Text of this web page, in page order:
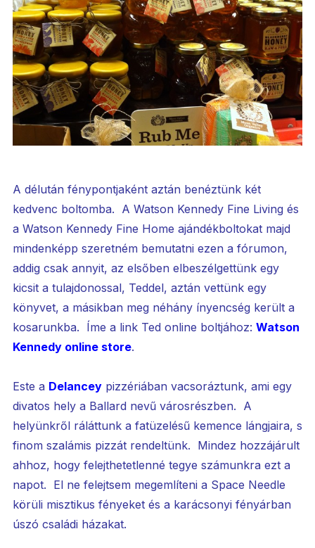
A délután fénypontjaként aztán benéztünk két
kedvenc boltomba. A Watson Kennedy Fine Living és
a Watson Kennedy Fine Home ajándékboltokat majd
mindenképp szeretném bemutatni ezen a fórumon,
addig csak annyit, az elsőben elbeszélgettünk egy
kicsit a tulajdonossal, Teddel, aztán vettünk egy
könyvet, a másikban meg néhány ínyencség került a
kosarunkba. Íme a link Ted online boltjához: Watson
Kennedy online store.
Este a Delanceypizzériában vacsoráztunk, ami egy
divatos hely a Ballard nevű városrészben. A
helyünkről ráláttunk a fatüzelésű kemence lángjaira, s
finom szalámis pizzát rendeltünk. Mindez hozzájárult
ahhoz, hogy felejthetetlenné tegye számunkra ezt a
napot. El ne felejtsem megemlíteni a Space Needle
körüli misztikus fényeket és a karácsonyi fényárban
úszó családi házakat.